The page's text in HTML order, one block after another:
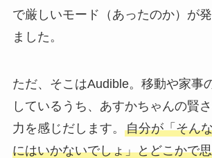
で厳しいモード（あったのか）が
ました。
ただ、そこはAudible。移動や家事
しているうち、あすかちゃんの賢
力を感じだします。 自分が「そん
にはいかないでしょ」とどこかで